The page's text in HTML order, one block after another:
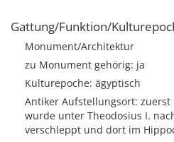
Gattung/Funktion/
Monument/Architektur
zu Monument gehörig: ja
Kulturepoche: ägyptisch
Antiker Aufstellungsort: zuerst
wurde unter Theodosius I.
verschleppt und dort im